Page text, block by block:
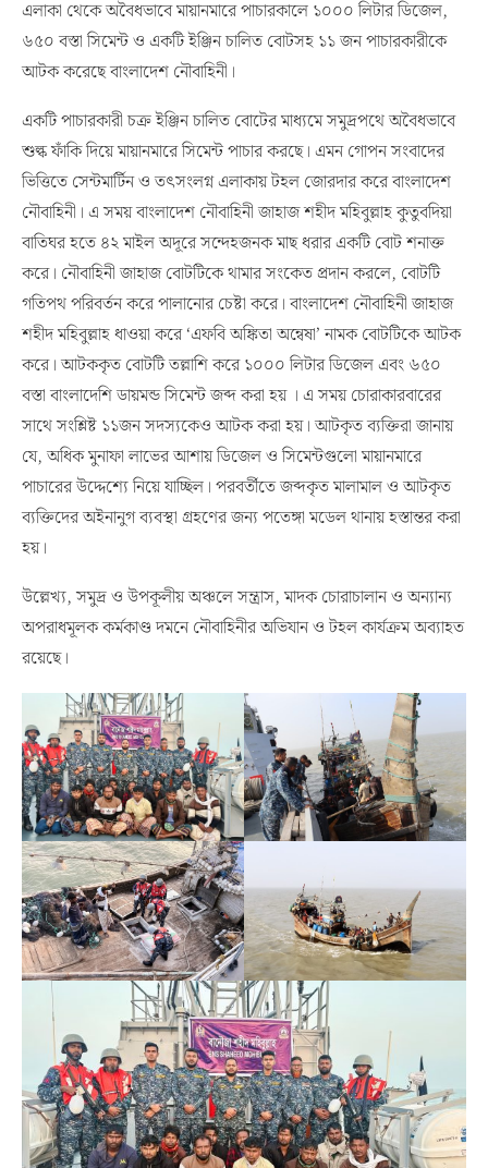
এলাকা থেকে অবৈধভাবে মায়ানমারে পাচারকালে ১০০০ লিটার ডিজেল,
৬৫০ বস্তা সিমেন্ট ও একটি ইঞ্জিন চালিত বোটসহ ১১ জন পাচারকারীকে
আটক করেছে বাংলাদেশ নৌবাহিনী।
একটি পাচারকারী চক্র ইঞ্জিন চালিত বোটের মাধ্যমে সমুদ্রপথে অবৈধভাবে
শুল্ক ফাঁকি দিয়ে মায়ানমারে সিমেন্ট পাচার করছে। এমন গোপন সংবাদের
ভিত্তিতে সেন্টমার্টিন ও তৎসংলগ্ন এলাকায় টহল জোরদার করে বাংলাদেশ
নৌবাহিনী। এ সময় বাংলাদেশ নৌবাহিনী জাহাজ শহীদ মহিবুল্লাহ কুতুবদিয়া
বাতিঘর হতে ৪২ মাইল অদূরে সন্দেহজনক মাছ ধরার একটি বোট শনাক্ত
করে। নৌবাহিনী জাহাজ বোটটিকে থামার সংকেত প্রদান করলে, বোটটি
গতিপথ পরিবর্তন করে পালানোর চেষ্টা করে। বাংলাদেশ নৌবাহিনী জাহাজ
শহীদ মহিবুল্লাহ ধাওয়া করে ‘এফবি অঙ্কিতা অন্বেষা’ নামক বোটটিকে আটক
করে। আটককৃত বোটটি তল্লাশি করে ১০০০ লিটার ডিজেল এবং ৬৫০
বস্তা বাংলাদেশি ডায়মন্ড সিমেন্ট জব্দ করা হয় । এ সময় চোরাকারবারের
সাথে সংশ্লিষ্ট ১১জন সদস্যকেও আটক করা হয়। আটকৃত ব্যক্তিরা জানায়
যে, অধিক মুনাফা লাভের আশায় ডিজেল ও সিমেন্টগুলো মায়ানমারে
পাচারের উদ্দেশ্যে নিয়ে যাচ্ছিল। পরবর্তীতে জব্দকৃত মালামাল ও আটকৃত
ব্যক্তিদের অইনানুগ ব্যবস্থা গ্রহণের জন্য পতেঙ্গা মডেল থানায় হস্তান্তর করা
হয়।
উল্লেখ্য, সমুদ্র ও উপকূলীয় অঞ্চলে সন্ত্রাস, মাদক চোরাচালান ও অন্যান্য
অপরাধমূলক কর্মকাণ্ড দমনে নৌবাহিনীর অভিযান ও টহল কার্যক্রম অব্যাহত
রয়েছে।